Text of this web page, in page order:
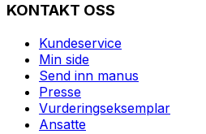
KONTAKT OSS
Kundeservice
Min side
Send inn manus
Presse
Vurderingseksemplar
Ansatte